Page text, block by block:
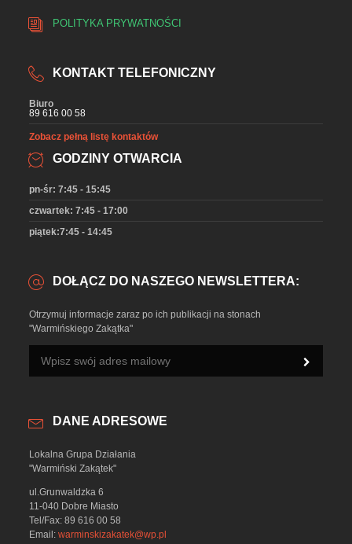
POLITYKA PRYWATNOŚCI
KONTAKT TELEFONICZNY
Biuro
89 616 00 58
Zobacz pełną listę kontaktów
GODZINY OTWARCIA
pn-śr: 7:45 - 15:45
czwartek: 7:45 - 17:00
piątek:7:45 - 14:45
DOŁĄCZ DO NASZEGO NEWSLETTERA:
Otrzymuj informacje zaraz po ich publikacji na stonach
"Warmińskiego Zakątka"
DANE ADRESOWE
Lokalna Grupa Działania
"Warmiński Zakątek"
ul.Grunwaldzka 6
11-040 Dobre Miasto
Tel/Fax: 89 616 00 58
Email:warminskizakatek@wp.pl